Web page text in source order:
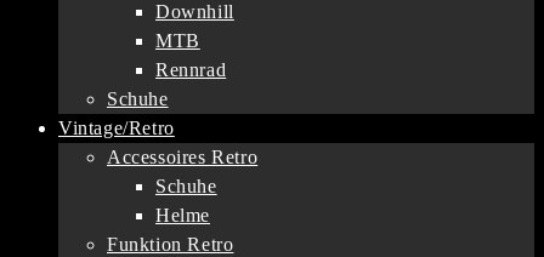
Downhill
MTB
Rennrad
Schuhe
Vintage/Retro
Accessoires Retro
Schuhe
Helme
Funktion Retro